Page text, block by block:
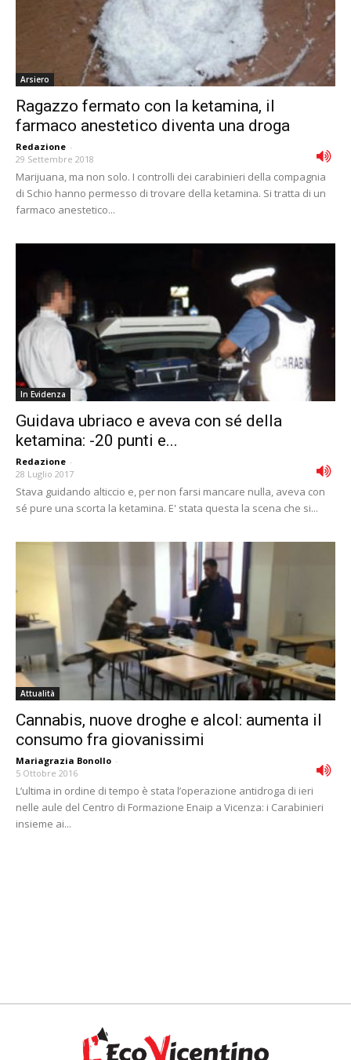
Arsiero
Ragazzo fermato con la ketamina, il
farmaco anestetico diventa una droga
Redazione -
29 Settembre 2018
Marijuana, ma non solo. I controlli dei carabinieri della compagnia
di Schio hanno permesso di trovare della ketamina. Si tratta di un
farmaco anestetico...
In Evidenza
Guidava ubriaco e aveva con sé della
ketamina: -20 punti e...
Redazione -
28 Luglio 2017
Stava guidando alticcio e, per non farsi mancare nulla, aveva con
sé pure una scorta la ketamina. E' stata questa la scena che si...
Attualità
Cannabis, nuove droghe e alcol: aumenta il
consumo fra giovanissimi
Mariagrazia Bonollo -
5 Ottobre 2016
L’ultima in ordine di tempo è stata l’operazione antidroga di ieri
nelle aule del Centro di Formazione Enaip a Vicenza: i Carabinieri
insieme ai...